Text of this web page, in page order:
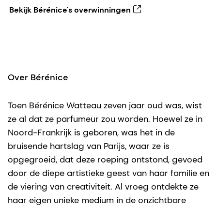
Bekijk Bérénice's overwinningen
Over Bérénice
Toen Bérénice Watteau zeven jaar oud was, wist
ze al dat ze parfumeur zou worden. Hoewel ze in
Noord-Frankrijk is geboren, was het in de
bruisende hartslag van Parijs, waar ze is
opgegroeid, dat deze roeping ontstond, gevoed
door de diepe artistieke geest van haar familie en
de viering van creativiteit. Al vroeg ontdekte ze
haar eigen unieke medium in de onzichtbare